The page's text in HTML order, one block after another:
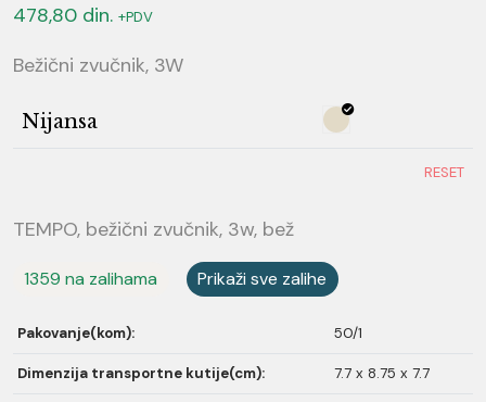
478,80 din. +PDV
Bežični zvučnik, 3W
Nijansa
RESET
TEMPO, bežični zvučnik, 3w, bež
1359 na zalihama Prikaži sve zalihe
Pakovanje(kom): 50/1
Dimenzija transportne kutije(cm): 7.7 x 8.75 x 7.7